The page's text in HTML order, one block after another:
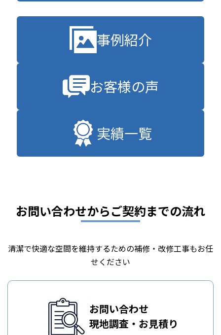
事例紹介
お客様の声
実績一覧
お問い合わせからご契約までの流れ
清潔で快適な空間を維持するための補修・改修工事もお任
せください
お問い合わせ
現地調査・お見積り